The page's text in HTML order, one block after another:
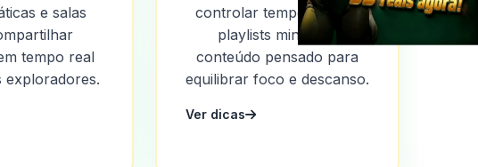
e salas
tempo real
controlar tempo de tela,
playlists mindful e
conteúdo pensado para
equilibrar foco e descanso.
Ver dicas